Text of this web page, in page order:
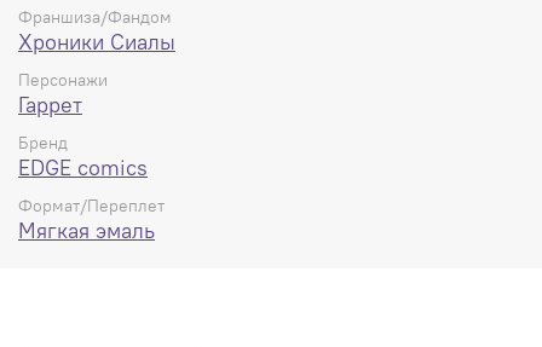
Франшиза/Фандом
Хроники Сиалы
Персонажи
Гаррет
Бренд
EDGE comics
Формат/Переплет
Мягкая эмаль